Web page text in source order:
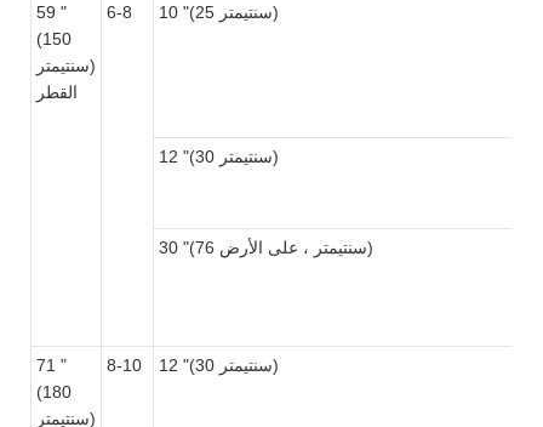
59 "
(150
سنتيمتر)
القطر
6-8 10 "(25 سنتيمتر)
12 "(30 سنتيمتر)
30 "(76 سنتيمتر ، على الأرض)
71 "
(180
سنتيمتر)
8-10 12 "(30 سنتيمتر)